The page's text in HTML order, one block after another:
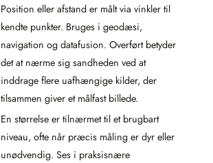
Position eller afstand er målt via vinkler til
kendte punkter. Bruges i geodæsi,
navigation og datafusion. Overført betyder
det at nærme sig sandheden ved at
inddrage flere uafhængige kilder, der
tilsammen giver et målfast billede.
En størrelse er tilnærmet til et brugbart
niveau, ofte når præcis måling er dyr eller
unødvendig. Ses i praksisnære